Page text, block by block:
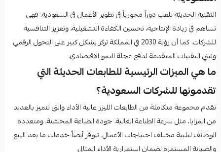
التقنية الحديثة تلعب دوراً محورياً في تطوير الأعمال في السعودية. فهي
تساهم في زيادة الإنتاجية، تحسين الكفاءة التشغيلية، وتعزيز التنافسية
للشركات. كما أن رؤية 2030 في المملكة تركز بشكل كبير على التحول الرقمي
وتبني التقنيات المتقدمة لدفع عجلة النمو الاقتصادي.
ما هي الميزات الرئيسية للطابعات الحديثة التي
تقدمونها للشركات السعودية؟
نقدم مجموعة متكاملة من الطابعات الليزر عالية الأداء والتي تتميز بالعديد
من المزايا، مثل سرعة الطباعة العالية، جودة الطباعة المحسّنة، ومتعددة
الوظائف لتلبية مختلف احتياجات الأعمال. تتوفر أيضاً خدمات ما بعد البيع
والصيانة المستمرة لضمان استمرارية الأداء المثالي.